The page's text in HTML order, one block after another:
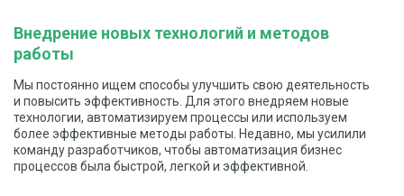
Внедрение новых технологий и методов
работы
Мы постоянно ищем способы улучшить свою деятельность
и повысить эффективность. Для этого внедряем новые
технологии, автоматизируем процессы или используем
более эффективные методы работы. Недавно, мы усилили
команду разработчиков, чтобы автоматизация бизнес
процессов была быстрой, легкой и эффективной.